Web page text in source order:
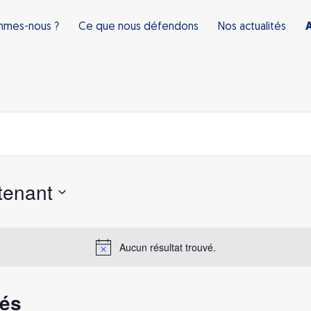
nous ? Ce que nous défendons Nos actualités
Aucun résultat trouvé.